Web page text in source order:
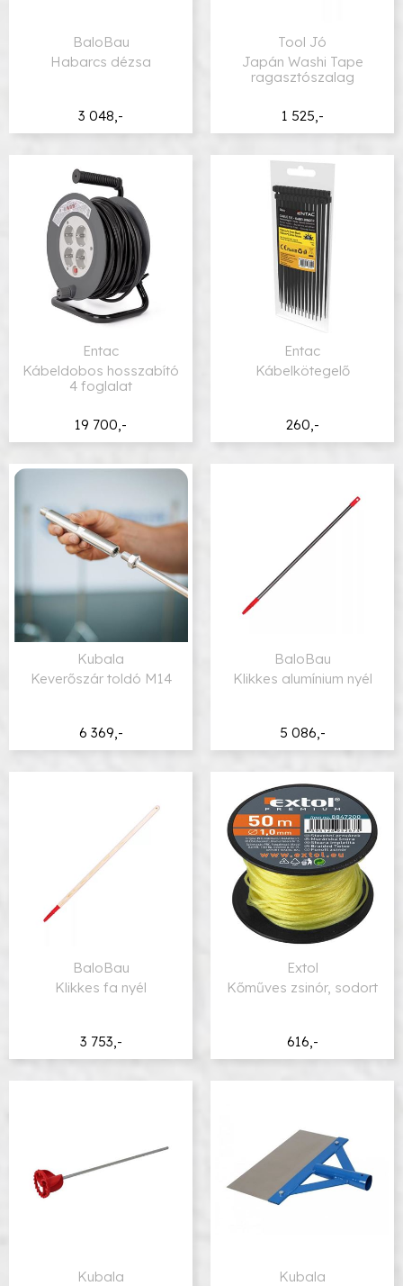
3 048,-
BaloBau
Habarcs dézsa
1 525,-
Tool Jó
Japán Washi Tape
ragasztószalag
19 700,-
Entac
Kábeldobos hosszabító
4 foglalat
260,-
Entac
Kábelkötegelő
6 369,-
Kubala
Keverőszár toldó M14
5 086,-
BaloBau
Klikkes alumínium nyél
3 753,-
BaloBau
Klikkes fa nyél
616,-
Extol
Kőműves zsinór, sodort
Kubala
Kubala